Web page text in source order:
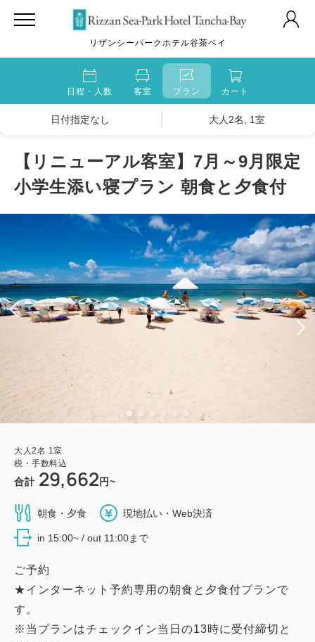
リザンシーパークホテル谷茶ベイ
日程・人数 客室 プラン カート
日付指定なし 大人2名, 1室
【リニューアル客室】7月～9月限定
小学生添い寝プラン 朝食と夕食付
大人2名 1室
税・手数料込
合計 29,662 円~
朝食・夕食 現地払い・Web決済
in 15:00~ / out 11:00まで
ご予約
★インターネット予約専用の朝食と夕食付プランで
す。
※当プランはチェックイン当日の13時に受付締切と